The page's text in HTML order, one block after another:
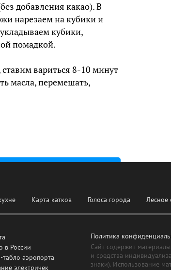
добавления какао). В
нарезаем на кубики и
кубики,
помадкой.
вариться 8-10 минут
масла, перемешать,
Карта катков Голоса города Лесное
в России
аэропорта
электричек
Политика
Сайт содержит
и средства
знаки). Использование